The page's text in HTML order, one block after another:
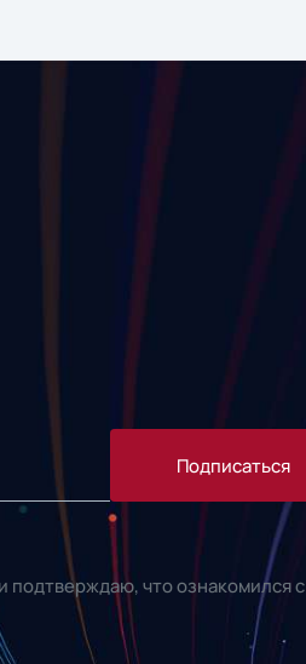
Подписаться
и подтверждаю, что ознакомился с